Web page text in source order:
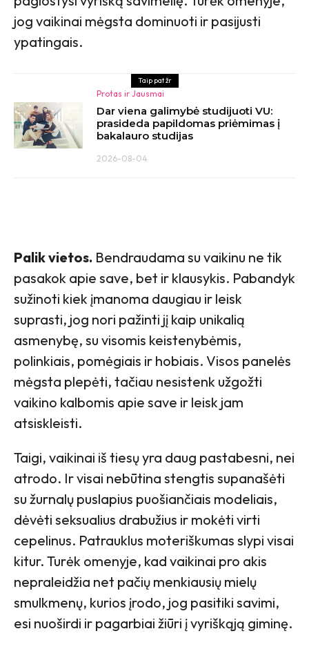
jog vaikinai mėgsta dominuoti ir pasijusti
ypatingais.
Taip pat žr
Protas ir Jausmai
Dar viena galimybė studijuoti VU:
prasideda papildomas priėmimas į
bakalauro studijas
2026-08-04
Palik vietos. Bendraudama su vaikinu ne tik
pasakok apie save, bet ir klausykis. Pabandyk
sužinoti kiek įmanoma daugiau ir leisk
suprasti, jog nori pažinti jį kaip unikalią
asmenybę, su visomis keistenybėmis,
polinkiais, pomėgiais ir hobiais. Visos panelės
mėgsta plepėti, tačiau nesistenk užgožti
vaikino kalbomis apie save ir leisk jam
atsiskleisti.
Taigi, vaikinai iš tiesų yra daug pastabesni, nei
atrodo. Ir visai nebūtina stengtis supanašėti
su žurnalų puslapius puošiančiais modeliais,
dėvėti seksualius drabužius ir mokėti virti
cepelinus. Patrauklus moteriškumas slypi visai
kitur. Turėk omenyje, kad vaikinai pro akis
nepraleidžia net pačių menkiausių mielų
smulkmenų, kurios įrodo, jog pasitiki savimi,
esi nuoširdi ir pagarbiai žiūri į vyriškąją giminę.